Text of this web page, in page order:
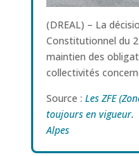
(DREAL) – La
Constitutionnel du
maintien des
collectivités
Source : Les ZFE
toujours en vigueur.
Alpes